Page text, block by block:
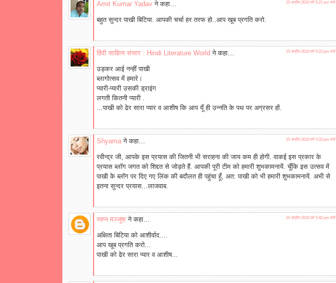
Amit Kumar Yadav ने कहा… 15 अप्रैल 2010 को 5:21 pm बजे
बहुत सुन्दर पाखी बिटिया. आपकी चर्चा हर तरफ हो..आप खूब प्रगति करो.
हिंदी साहित्य संसार : Hindi Literature World ने कहा… 15 अप्रैल 2010 को 5:23 pm बजे
उड़कर आई नन्हीं पाखी
ब्लागोत्सव में हमारे।
प्यारी-प्यारी उसकी ड्राइंग
लगती कितनी प्यारी .
...पाखी को ढेर सारा प्यार व आशीष कि आप यूँ ही उन्नति के पथ पर अग्रसर हों.
Shyama ने कहा… 15 अप्रैल 2010 को 5:33 pm बजे
रवीन्द्र जी, आपके इस प्रयास की जितनी भी सराहना की जाय कम ही होगी. वाकई इस प्रकार के
प्रयास ब्लॉग जगत को शिद्दत से जोड़ते हैं. आपकी पूरी टीम को हमारी शुभकामनायें. चूँकि इस उत्सव में
पाखी के ब्लॉग पर दिए गए लिंक की बदौलत ही पहुंचा हूँ, अत: पाखी को भी हमारी शुभकामनायें. अभी से
इतना सुन्दर प्रयास...लाजवाब.
स्वप्न मञ्जूषाने कहा… 15 अप्रैल 2010 को 5:42 pm बजे
अक्षिता बिटिया को आशीर्वाद....
आप खूब प्रगति करो...
पाखी को ढेर सारा प्यार व आशीष...